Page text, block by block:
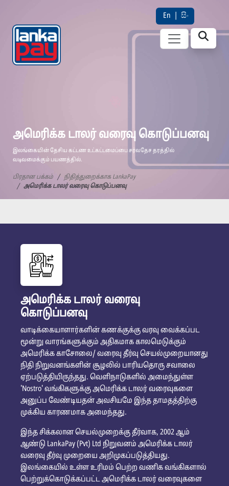
En සිං
அமெரிக்க டாலர் வரைவு கொடுப்பனவு
இலங்கையின் தேசிய கட்டண உட்கட்டமைப்பை சர்வதேச தரத்தில்
வடிவமைக்கும் பயணத்தில்.
பிரதான பக்கம்
நிதித்துறைக்காக LankaPay
அமெரிக்க டாலர் வரைவு கொடுப்பனவு
அமெரிக்க டாலர் வரைவு
கொடுப்பனவு
வாடிக்கையாளார்களின் கணக்குக்கு வரவு வைக்கப்பட
மூன்று வாரங்களுக்கும் அதிகமாக காலமெடுக்கும்
அமெரிக்க காசோலை/ வரைவு தீர்வு செயல்முறையானது
நிதி நிறுவனங்களின் சூழலில் பாரியதொரு சவாலை
ஏற்படுத்தியிருந்தது. வெளிநாடுகளில் அமைந்துள்ள
'Nostro' வங்கிகளுக்கு அமெரிக்க டாலர் வரைவுகளை
அனுப்ப வேண்டியதன் அவசியமே இந்த தாமதத்திற்கு
முக்கிய காரணமாக அமைந்தது.
இந்த சிக்கலான செயல்முறைக்கு தீர்வாக, 2002 ஆம்
ஆண்டு LankaPay (Pvt) Ltd நிறுவனம் அமெரிக்க டாலர்
வரைவு தீர்வு முறையை அறிமுகப்படுத்தியது.
இலங்கையில் உள்ள உரிமம் பெற்ற வணிக வங்கிகளால்
பெற்றுக்கொடுக்கப்பட்ட அமெரிக்க டாலர் வரைவுகளை